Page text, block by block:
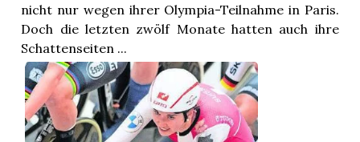
nicht nur wegen ihrer Olympia-Teilnahme in Paris.
Doch die letzten zwölf Monate hatten auch ihre
Schattenseiten ...